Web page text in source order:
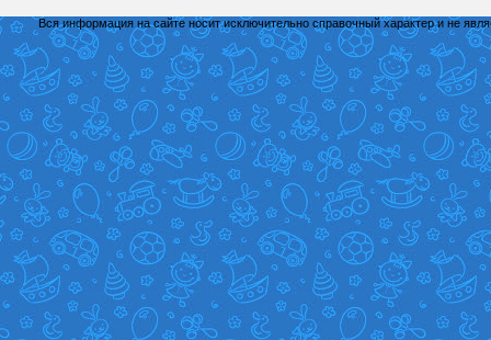
Вся информация на сайте носит исключительно справочный характер и не